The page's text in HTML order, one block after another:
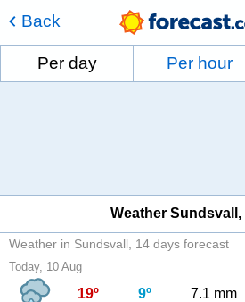
Back
Per day Per hour
Weather Sundsvall
Weather in Sundsvall 14 days forecast
Today, 10 Aug
19º 9º 7.1 mm